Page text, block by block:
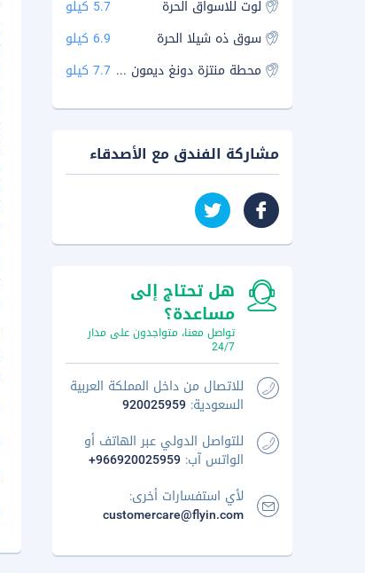
لوت للاسواق الحرة
5.7 كيلو
سوق ذه شيلا الحرة
6.9 كيلو
محطة منتزة دونغ ديمون للتاريخ والثقافة 7.7 كيلو
مشاركة الفندق مع الأصدقاء
هل تحتاج إلى
مساعدة؟
تواصل معنا، متواجدون على مدار
24/7
للاتصال من داخل المملكة العربية
السعودية: 920025959
للتواصل الدولي عبر الهاتف أو
الواتس آب: +966920025959
لأي استفسارات أخرى:
customercare@flyin.com